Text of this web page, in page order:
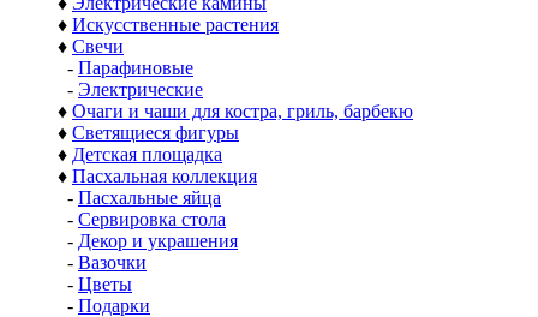
♦ Искусственные растения
♦ Свечи
- Парафиновые
- Электрические
♦ Очаги и чаши для костра, гриль, барбекю
♦ Светящиеся фигуры
♦ Детская площадка
♦ Пасхальная коллекция
- Пасхальные яйца
- Сервировка стола
- Декор и украшения
- Вазочки
- Цветы
- Подарки